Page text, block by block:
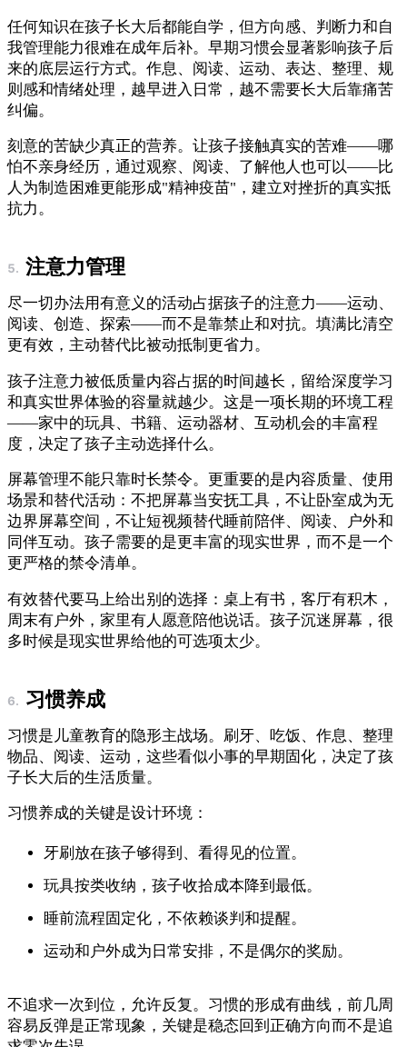
任何知识在孩子长大后都能自学，但方向感、判断力和自
我管理能力很难在成年后补。早期习惯会显著影响孩子后
来的底层运行方式。作息、阅读、运动、表达、整理、规
则感和情绪处理，越早进入日常，越不需要长大后靠痛苦
纠偏。
刻意的苦缺少真正的营养。让孩子接触真实的苦难——哪
怕不亲身经历，通过观察、阅读、了解他人也可以——比
人为制造困难更能形成"精神疫苗"，建立对挫折的真实抵
抗力。
注意力管理
尽一切办法用有意义的活动占据孩子的注意力——运动、
阅读、创造、探索——而不是靠禁止和对抗。填满比清空
更有效，主动替代比被动抵制更省力。
孩子注意力被低质量内容占据的时间越长，留给深度学习
和真实世界体验的容量就越少。这是一项长期的环境工程
——家中的玩具、书籍、运动器材、互动机会的丰富程
度，决定了孩子主动选择什么。
屏幕管理不能只靠时长禁令。更重要的是内容质量、使用
场景和替代活动：不把屏幕当安抚工具，不让卧室成为无
边界屏幕空间，不让短视频替代睡前陪伴、阅读、户外和
同伴互动。孩子需要的是更丰富的现实世界，而不是一个
更严格的禁令清单。
有效替代要马上给出别的选择：桌上有书，客厅有积木，
周末有户外，家里有人愿意陪他说话。孩子沉迷屏幕，很
多时候是现实世界给他的可选项太少。
习惯养成
习惯是儿童教育的隐形主战场。刷牙、吃饭、作息、整理
物品、阅读、运动，这些看似小事的早期固化，决定了孩
子长大后的生活质量。
习惯养成的关键是设计环境：
牙刷放在孩子够得到、看得见的位置。
玩具按类收纳，孩子收拾成本降到最低。
睡前流程固定化，不依赖谈判和提醒。
运动和户外成为日常安排，不是偶尔的奖励。
不追求一次到位，允许反复。习惯的形成有曲线，前几周
容易反弹是正常现象，关键是稳态回到正确方向而不是追